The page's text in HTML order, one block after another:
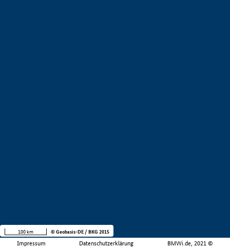
Impressum Datenschutzerklärung BMWi.de, 2021 ©
100 km © Geobasis-DE / BKG 2015